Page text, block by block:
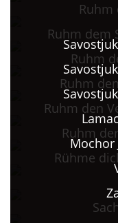
Ruhm
Ruhm dem
Ruhm
Ruhm
Ruhm den
Ruhm
Mochor
Rühme